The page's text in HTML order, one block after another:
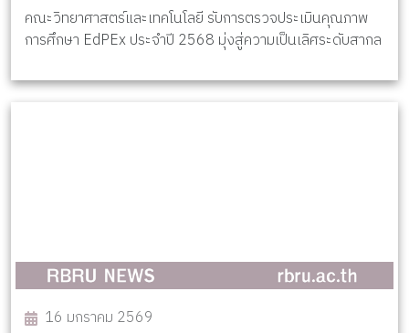
คณะวิทยาศาสตร์และเทคโนโลยี รับการตรวจประเมินคุณภาพ
การศึกษา EdPEx ประจำปี 2568 มุ่งสู่ความเป็นเลิศระดับสากล
16 มกราคม 2569